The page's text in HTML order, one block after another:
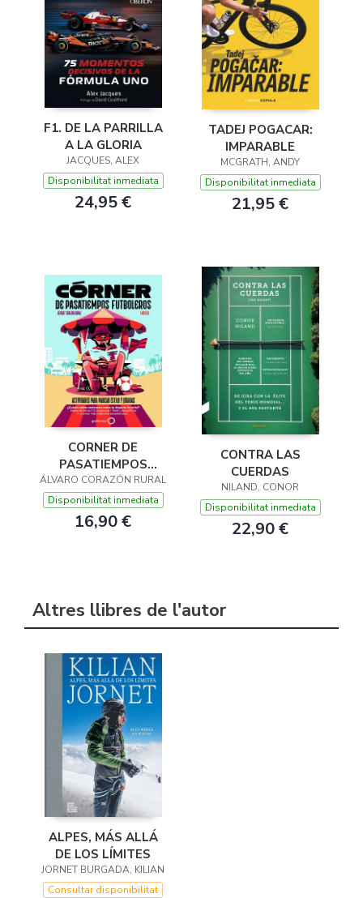
F1. DE LA PARRILLA
A LA GLORIA
JACQUES, ALEX
Disponibilitat inmediata
24,95 €
TADEJ POGACAR:
IMPARABLE
MCGRATH, ANDY
Disponibilitat inmediata
21,95 €
CORNER DE
PASATIEMPOS
FUTBOLEROS
ÁLVARO CORAZÓN RURAL
Disponibilitat inmediata
16,90 €
CONTRA LAS
CUERDAS
NILAND, CONOR
Disponibilitat inmediata
22,90 €
Altres llibres de l'autor
ALPES, MÁS ALLÁ
DE LOS LÍMITES
JORNET BURGADA, KILIAN
Consultar disponibilitat